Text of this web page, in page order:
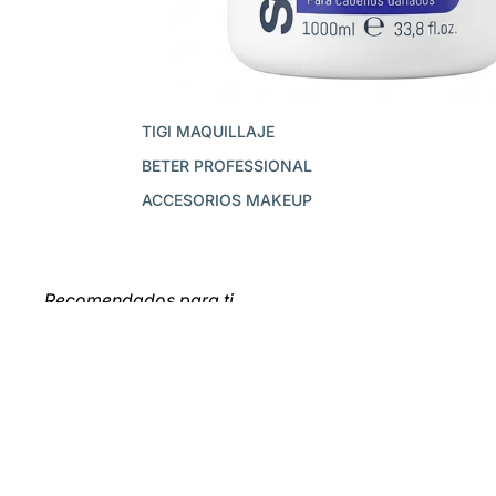
TIGI MAQUILLAJE
BETER PROFESSIONAL
ACCESORIOS MAKEUP
Recomendados para ti